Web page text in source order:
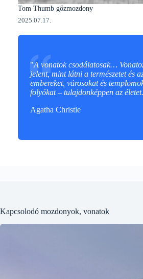
Tom Thumb gőzmozdony
2025.07.17.
"A vonatok csodálatosak…
jelent, mint látni a természetet és
embereket, városokat és
folyókat – tulajdonképpen az életet.
Agatha Christie
Kapcsolodó mozdonyok, vonatok